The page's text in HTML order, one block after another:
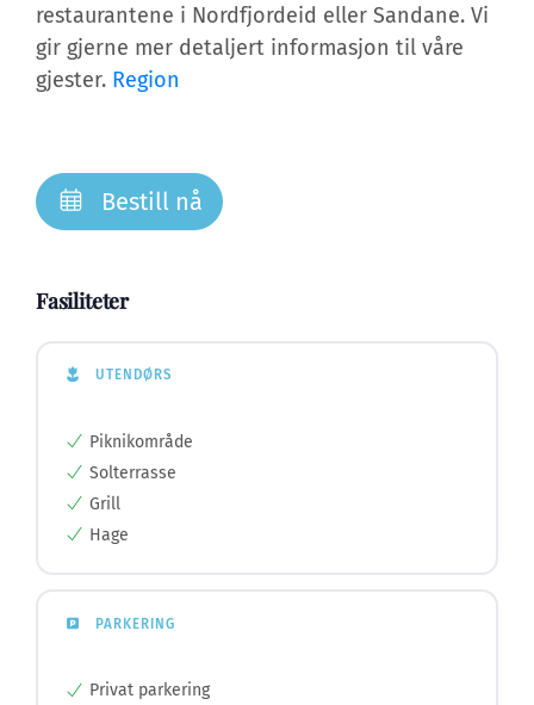
restaurantene i Nordfjordeid eller Sandane. Vi
gir gjerne mer detaljert informasjon til våre
gjester. Region
Bestill nå
Fasiliteter
UTENDØRS
Piknikområde
Solterrasse
Grill
Hage
PARKERING
Privat parkering